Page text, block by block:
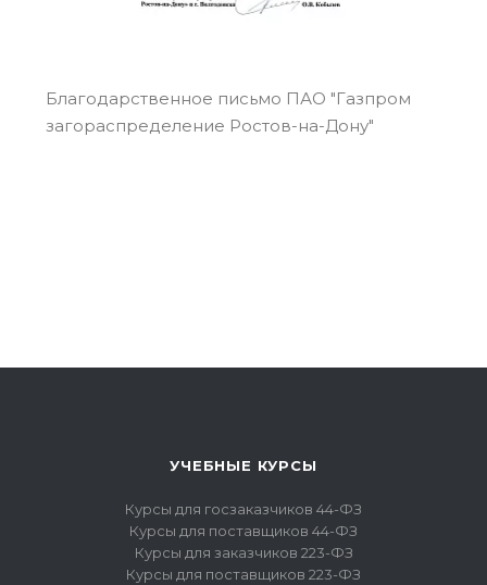
Благодарственное письмо ПАО "Газпром
загораспределение Ростов-на-Дону"
УЧЕБНЫЕ КУРСЫ
Курсы для госзаказчиков 44-ФЗ
Курсы для поставщиков 44-ФЗ
Курсы для заказчиков 223-ФЗ
Курсы для поставщиков 223-ФЗ